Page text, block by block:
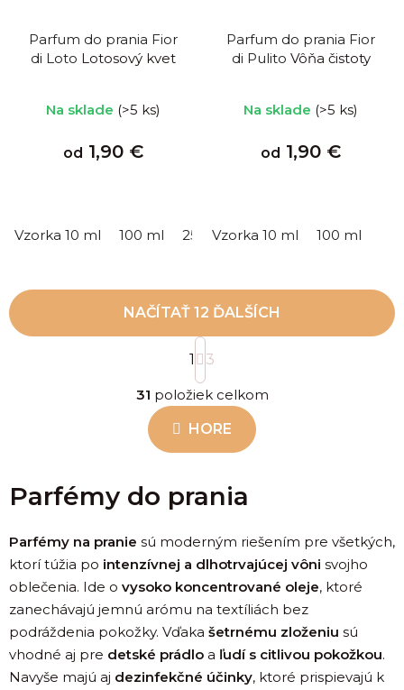
Parfum do prania Fior
di Loto Lotosový kvet
hodnotenie
je
Na sklade (>5 ks)
od 1,90 €
Vzorka 10 ml 100 ml 250 ml 500 ml
Parfum do prania Fior
di Pulito Vôňa čistoty
Na sklade (>5 ks)
od 1,90 €
Vzorka 10 ml 100 ml
O
v
l
á
d
c
e
p
v
k
y
v
ý
NAČÍTAŤ 12 ĎALŠÍCH
S
t
r
á
n
k
n
1 3
31 položiek celkom
HORE
Parfémy do prania
Parfémy na pranie sú moderným riešením pre všetkých,
ktorí túžia po intenzívnej a dlhotrvajúcej vôni svojho
oblečenia. Ide o vysoko koncentrované oleje, ktoré
zanechávajú jemnú arómu na textíliách bez
podráždenia pokožky. Vďaka šetrnému zloženiu sú
vhodné aj pre detské prádlo a ľudí s citlivou pokožkou.
Navyše majú aj dezinfekčné účinky, ktoré prispievajú k